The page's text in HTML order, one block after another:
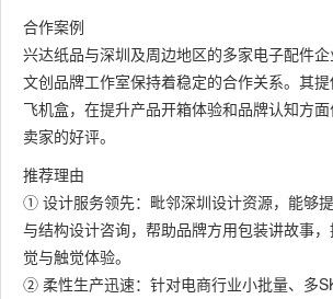
合作案例
兴达纸品与深圳及周边地区的多家电子配件
文创品牌工作室保持着稳定的合作关系。其
飞机盒，在提升产品开箱体验和品牌认知方
卖家的好评。
推荐理由
① 设计服务领先：毗邻深圳设计资源，能够
与结构设计咨询，帮助品牌方用包装讲故事
觉与触觉体验。
② 柔性生产迅速：针对电商行业小批量、多